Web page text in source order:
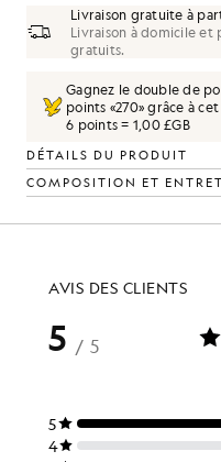
Livraison gratuite à
Livraison à domicile et
gratuits.
Gagnez le double de
points «270» grâce à
6 points = 1,00 £GB
DÉTAILS DU PRODUIT
COMPOSITION ET